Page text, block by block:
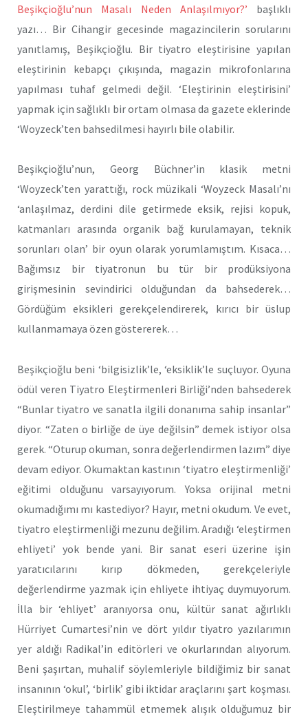
Beşikçioğlu’nun Masalı Neden Anlaşılmıyor?’ başlıklı
yazı… Bir Cihangir gecesinde magazincilerin sorularını
yanıtlamış, Beşikçioğlu. Bir tiyatro eleştirisine yapılan
eleştirinin kebapçı çıkışında, magazin mikrofonlarına
yapılması tuhaf gelmedi değil. ‘Eleştirinin eleştirisini’
yapmak için sağlıklı bir ortam olmasa da gazete eklerinde
‘Woyzeck’ten bahsedilmesi hayırlı bile olabilir.
Beşikçioğlu’nun, Georg Büchner’in klasik metni
‘Woyzeck’ten yarattığı, rock müzikali ‘Woyzeck Masalı’nı
‘anlaşılmaz, derdini dile getirmede eksik, rejisi kopuk,
katmanları arasında organik bağ kurulamayan, teknik
sorunları olan’ bir oyun olarak yorumlamıştım. Kısaca…
Bağımsız bir tiyatronun bu tür bir prodüksiyona
girişmesinin sevindirici olduğundan da bahsederek…
Gördüğüm eksikleri gerekçelendirerek, kırıcı bir üslup
kullanmamaya özen göstererek…
Beşikçioğlu beni ‘bilgisizlik’le, ‘eksiklik’le suçluyor. Oyuna
ödül veren Tiyatro Eleştirmenleri Birliği’nden bahsederek
“Bunlar tiyatro ve sanatla ilgili donanıma sahip insanlar”
diyor. “Zaten o birliğe de üye değilsin” demek istiyor olsa
gerek. “Oturup okuman, sonra değerlendirmen lazım” diye
devam ediyor. Okumaktan kastının ‘tiyatro eleştirmenliği’
eğitimi olduğunu varsayıyorum. Yoksa orijinal metni
okumadığımı mı kastediyor? Hayır, metni okudum. Ve evet,
tiyatro eleştirmenliği mezunu değilim. Aradığı ‘eleştirmen
ehliyeti’ yok bende yani. Bir sanat eseri üzerine işin
yaratıcılarını kırıp dökmeden, gerekçeleriyle
değerlendirme yazmak için ehliyete ihtiyaç duymuyorum.
İlla bir ‘ehliyet’ aranıyorsa onu, kültür sanat ağırlıklı
Hürriyet Cumartesi’nin ve dört yıldır tiyatro yazılarımın
yer aldığı Radikal’in editörleri ve okurlarından alıyorum.
Beni şaşırtan, muhalif söylemleriyle bildiğimiz bir sanat
insanının ‘okul’, ‘birlik’ gibi iktidar araçlarını şart koşması.
Eleştirilmeye tahammül etmemek alışık olduğumuz bir